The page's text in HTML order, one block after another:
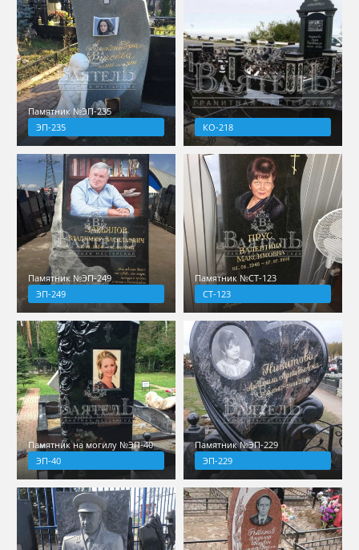
Памятник №ЭП-235
ЭП-235
КО-218
Памятник №ЭП-249
ЭП-249
Памятник №СТ-123
СТ-123
Памятник на могилу №ЭП-40
ЭП-40
Памятник №ЭП-229
ЭП-229